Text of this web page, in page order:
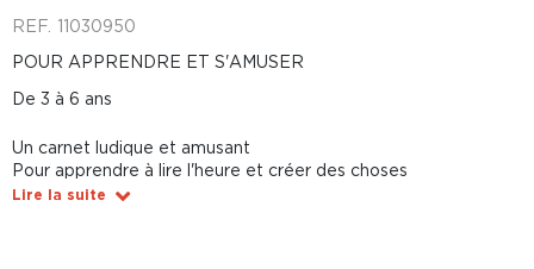
REF. 11030950
POUR APPRENDRE ET S'AMUSER
De 3 à 6 ans
Un carnet ludique et amusant
Pour apprendre à lire l'heure et créer des choses
Lire la suite